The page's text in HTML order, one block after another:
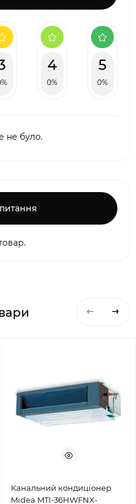
4
0%
5
0%
не було.
Канальний кондиціонер
Midea MTI-36HWFNX-